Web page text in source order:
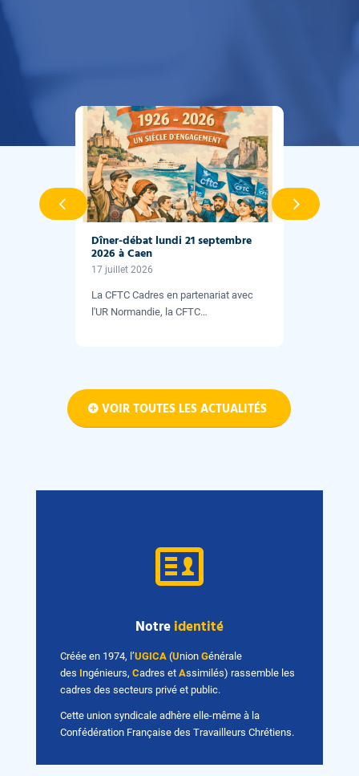
Dîner-débat lundi 21 septembre
2026 à Caen
17 juillet 2026
La CFTC Cadres en partenariat avec
l'UR Normandie, la CFTC…
Lettre des Cadres n°201 – Juin
2026
3 juillet 2026
Retrouvez notre Newsletter à
destination des cadres, ingénieurs…
Suivant
VOIR TOUTES LES ACTUALITÉS
Notreidentité
Créée en 1974, l’UGICA(Union Générale
des Ingénieurs, Cadres et Assimilés) rassemble les
cadres des secteurs privé et public.
Cette union syndicale adhère elle-même à la
Confédération Française des Travailleurs Chrétiens.